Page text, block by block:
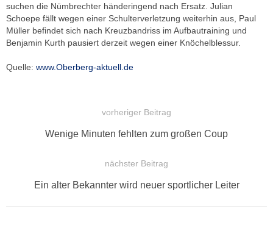
suchen die Nümbrechter händeringend nach Ersatz. Julian
Schoepe fällt wegen einer Schulterverletzung weiterhin aus, Paul
Müller befindet sich nach Kreuzbandriss im Aufbautraining und
Benjamin Kurth pausiert derzeit wegen einer Knöchelblessur.
Quelle: www.Oberberg-aktuell.de
vorheriger Beitrag
Vorheriger
Wenige Minuten fehlten zum großen Coup
nächster Beitrag
Nächster
Ein alter Bekannter wird neuer sportlicher Leiter